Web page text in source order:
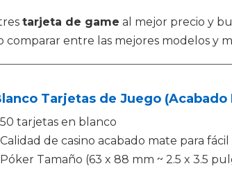
tarjeta de game al mejor precio y
entre las mejores modelos y
Tarjetas de Juego
50 tarjetas en blanco
Calidad de casino acabado mate para
Póker Tamaño (63 x 88 mm ~ 2.5 x 3.5